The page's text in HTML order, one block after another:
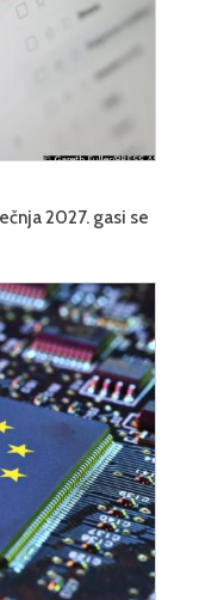
2027. gasi se